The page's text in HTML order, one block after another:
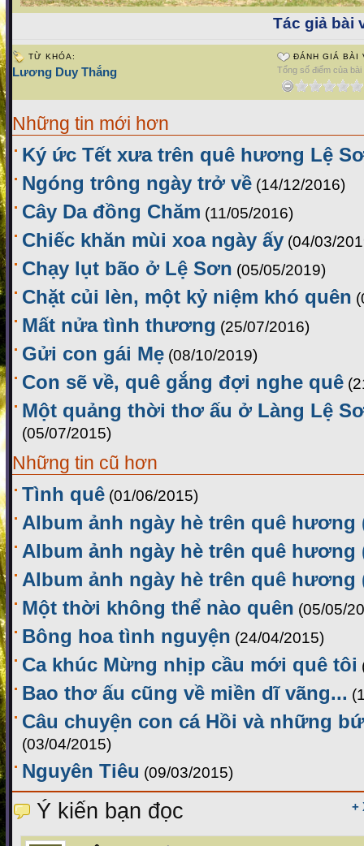
Tác giả bài
TỪ KHÓA:
Lương Duy Thắng
ĐÁNH GIÁ BÀI
Tổng số điểm của
Những tin mới hơn
Ký ức Tết xưa trên quê hương Lệ
Ngóng trông ngày trở về (14/12/2016)
Cây Da đồng Chăm (11/05/2016)
Chiếc khăn mùi xoa ngày ấy (04/03/
Chạy lụt bão ở Lệ Sơn (05/05/2019)
Chặt củi lèn, một kỷ niệm khó quên
Mất nửa tình thương (25/07/2016)
Gửi con gái Mẹ (08/10/2019)
Con sẽ về, quê gắng đợi nghe quê
Một quảng thời thơ ấu ở Làng Lệ
(05/07/2015)
Những tin cũ hơn
Tình quê (01/06/2015)
Album ảnh ngày hè trên quê hương
Album ảnh ngày hè trên quê hương
Album ảnh ngày hè trên quê hương
Một thời không thể nào quên (05/05/
Bông hoa tình nguyện (24/04/2015)
Ca khúc Mừng nhịp cầu mới quê tôi
Bao thơ ấu cũng về miền dĩ vãng...
Câu chuyện con cá Hồi và những
(03/04/2015)
Nguyên Tiêu (09/03/2015)
+
Ý kiến bạn đọc